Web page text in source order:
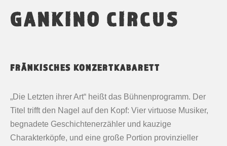
GANKINO CIRCUS
FRÄNKISCHES KONZERTKABARETT
„Die Letzten ihrer Art“ heißt das Bühnenprogramm. Der
Titel trifft den Nagel auf den Kopf: Vier virtuose Musiker,
begnadete Geschichtenerzähler und kauzige
Charakterköpfe, und eine große Portion provinzieller